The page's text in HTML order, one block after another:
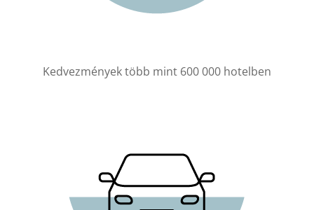
Kedvezmények több mint 600 000 hotelben